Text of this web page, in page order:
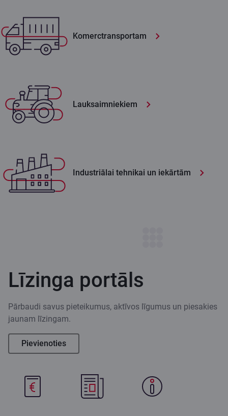
Komerctransportam
Lauksaimniekiem
Industriālai tehnikai un iekārtām
Līzinga portāls
Pārbaudi savus pieteikumus, aktīvos līgumus un piesakies
jaunam līzingam.
Pievienoties